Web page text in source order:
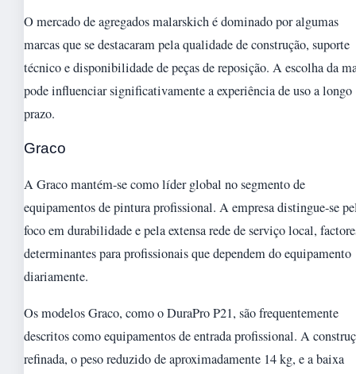
O mercado de agregados malarskich é dominado por algumas
marcas que se destacaram pela qualidade de construção, suporte
técnico e disponibilidade de peças de reposição. A escolha da
pode influenciar significativamente a experiência de uso a longo
prazo.
Graco
A Graco mantém-se como líder global no segmento de
equipamentos de pintura profissional. A empresa distingue-se
foco em durabilidade e pela extensa rede de serviço local,
determinantes para profissionais que dependem do equipamento
diariamente.
Os modelos Graco, como o DuraPro P21, são frequentemente
descritos como equipamentos de entrada profissional. A
refinada, o peso reduzido de aproximadamente 14 kg, e a baixa